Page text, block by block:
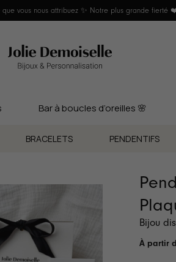
Bar à boucles d’oreilles 🌸
BRACELETS PENDENTIFS
Bijou